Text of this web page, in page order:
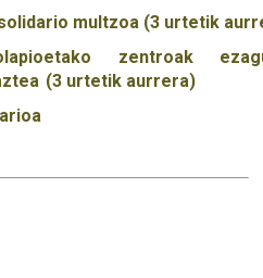
multzoa (3 urtetik
zentroak
(3 urtetik aurrera)